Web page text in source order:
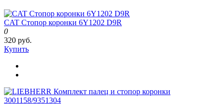
CAT Стопор коронки 6Y1202 D9R
0
320 руб.
Купить